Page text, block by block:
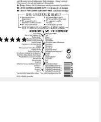
Bodylotion Happiness Bio
Orange Mango, Orange, 150
(2)
(35,27 €/ 1 l)
lieferbar - in 2-3 Werktagen bei dir